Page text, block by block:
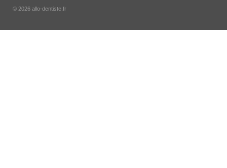
© 2026 allo-dentiste.fr